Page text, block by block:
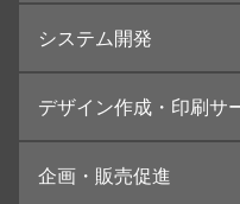
ランディングページ制作
Web分析・改善・コンサルティ
インターネット広告代行
UI・UXデザイン設計
システム開発
デザイン作成・印刷サ
カタログデザインの制作・印刷
企画・販売促進